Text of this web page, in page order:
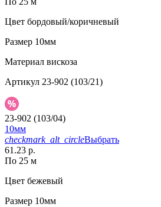
Цвет бордовый/коричневый
Размер 10мм
Материал вискоза
Артикул 23-902 (103/21)
23-902 (103/04)
10мм
checkmark_alt_circleВыбрать
61.23 р.
По 25 м
Цвет бежевый
Размер 10мм